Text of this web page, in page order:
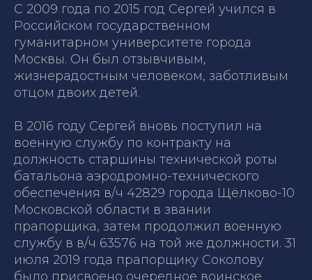
С 2009 года по 2015 год Сергей учился в
Российском государственном
гуманитарном университете города
Москвы. Он был отзывчивым,
жизнерадостным человеком, заботливым
отцом двоих детей.
В 2016 году Сергей вновь поступил на
военную службу по контракту на
должность старшины технической роты
батальона аэродромно-технического
обеспечения в/ч 42829 города Щёлково-10
Московской области в звании
прапорщика, затем продолжил военную
службу в в/ч 63576 на той же должности. 31
июля 2019 года прапорщику Соколову
было присвоено очередное воинское